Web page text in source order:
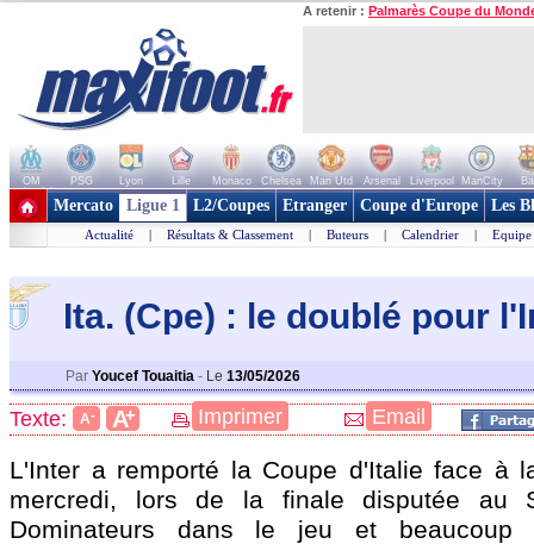
A retenir : Palmarès Coupe du
OM PSG Lyon Lille Monaco Chelsea Man Utd Arsenal Liverpool ManCity
+ de clubs
Mercato Ligue 1 L2/Coupes Etranger Coupe d'Europe Les
Actualité | Résultats & Classement | Buteurs | Calendrier | Equipe
Ita. (Cpe) : le doublé pour
Par Youcef Touaitia - Le 13/05/2026
Texte: A- A+ Imprimer Email
L'Inter a remporté la Coupe d'Italie face à
mercredi, lors de la finale disputée au
Dominateurs dans le jeu et beaucoup